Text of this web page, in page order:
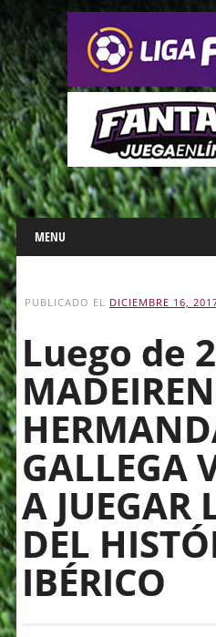
Main menu
Skip
to
content
MENU
PUBLICADO EL DICIEMBRE 16,
Luego de
GALLEGA
A JUEGAR
DEL
IBÉRICO